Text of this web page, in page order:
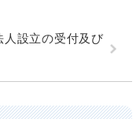
人設立の受付及び